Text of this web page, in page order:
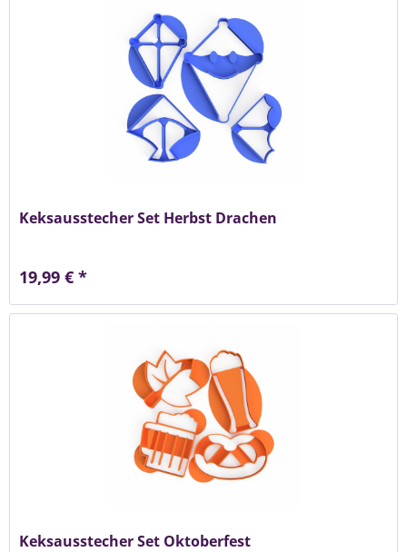
Keksausstecher Set Herbst Drachen
19,99 € *
Keksausstecher Set Oktoberfest